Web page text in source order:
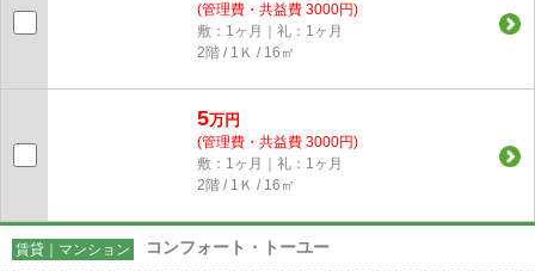
(管理費・共益費 3000円)
敷：1ヶ月｜礼：1ヶ月
2階 / 1Ｋ / 16㎡
5万円
(管理費・共益費 3000円)
敷：1ヶ月｜礼：1ヶ月
2階 / 1Ｋ / 16㎡
賃貸｜マンション コンフォート・トーユー